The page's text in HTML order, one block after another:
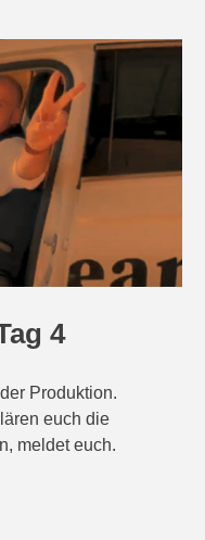
4
Produktion.
euch die
meldet euch.